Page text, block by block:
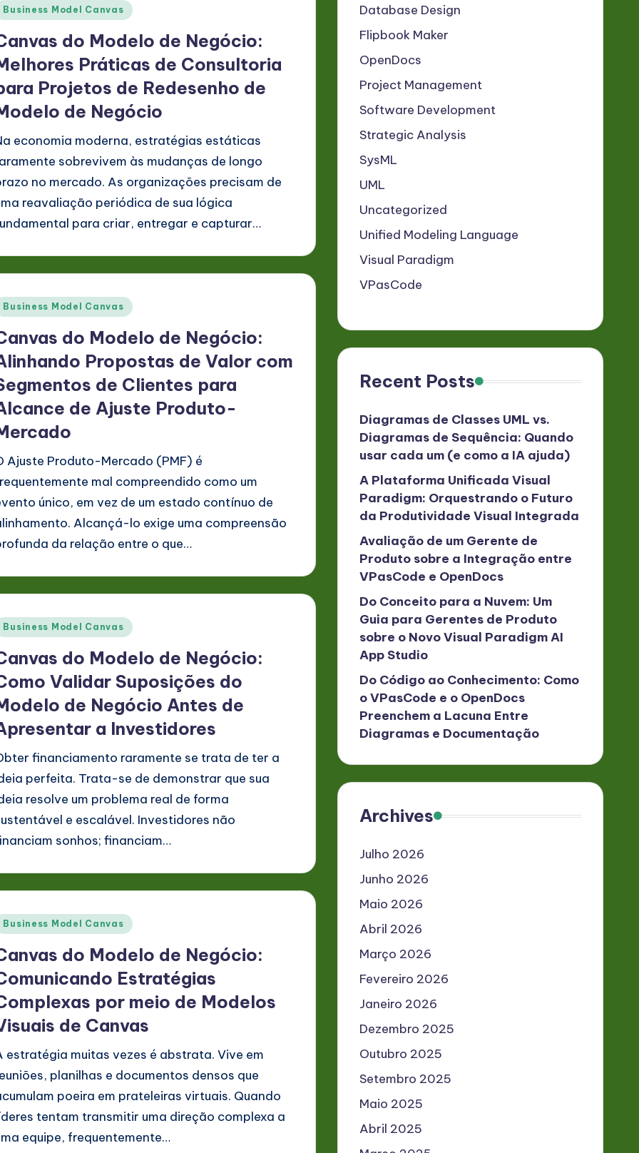
Business Model Canvas
do Modelo de Negócio:
Práticas de Consultoria
Projetos de Redesenho de
de Negócio
economia moderna, estratégias estáticas
sobrevivem às mudanças de longo
no mercado. As organizações precisam de
reavaliação periódica de sua lógica
para criar, entregar e capturar…
Business Model Canvas
do Modelo de Negócio:
Propostas de Valor com
de Clientes para
de Ajuste Produto-
Ajuste Produto-Mercado (PMF) é
mal compreendido como um
único, em vez de um estado contínuo de
Alcançá-lo exige uma compreensão
da relação entre o que…
Business Model Canvas
do Modelo de Negócio:
Validar Suposições do
de Negócio Antes de
a Investidores
financiamento raramente se trata de ter a
perfeita. Trata-se de demonstrar que sua
resolve um problema real de forma
e escalável. Investidores não
sonhos; financiam…
Business Model Canvas
do Modelo de Negócio:
Estratégias
por meio de Modelos
de Canvas
estratégia muitas vezes é abstrata. Vive em
planilhas e documentos densos que
poeira em prateleiras virtuais. Quando
tentam transmitir uma direção complexa a
equipe, frequentemente…
Database Design
Flipbook Maker
OpenDocs
Project Management
Software Development
Strategic Analysis
SysML
UML
Uncategorized
Unified Modeling Language
Visual Paradigm
VPasCode
Recent Posts
Diagramas de Classes UML vs.
Diagramas de Sequência: Quando
usar cada um (e como a IA ajuda)
A Plataforma Unificada Visual
Paradigm: Orquestrando o Futuro
da Produtividade Visual Integrada
Avaliação de um Gerente de
Produto sobre a Integração entre
VPasCode e OpenDocs
Do Conceito para a Nuvem: Um
Guia para Gerentes de Produto
sobre o Novo Visual Paradigm AI
App Studio
Do Código ao Conhecimento: Como
o VPasCode e o OpenDocs
Preenchem a Lacuna Entre
Diagramas e Documentação
Archives
Julho 2026
Junho 2026
Maio 2026
Abril 2026
Março 2026
Fevereiro 2026
Janeiro 2026
Dezembro 2025
Outubro 2025
Setembro 2025
Maio 2025
Abril 2025